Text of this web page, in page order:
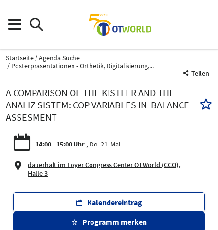
Startseite
Agenda Suche
Posterpräsentationen - Orthetik, Digitalisierung,...
Teilen
A COMPARISON OF THE KISTLER AND THE
ANALIZ SISTEM: COP VARIABLES IN BALANCE
ASSESMENT
14:00 - 15:00 Uhr Do. 21. Mai
dauerhaft im Foyer Congress Center OTWorld (CCO),
Halle 3
Kalendereintrag
Programm merken